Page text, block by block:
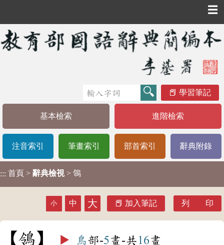
☰
學習筆記
基本檢索 進階檢索
注音索引 筆畫索引 部首索引 辭典附錄
::: 首頁 > 辭典檢視 > 鴒
小 中 大 加入筆記 列 印
鴒 ▶️ 鳥部-5畫-共 16畫